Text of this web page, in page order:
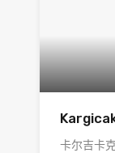
卡尔吉卡